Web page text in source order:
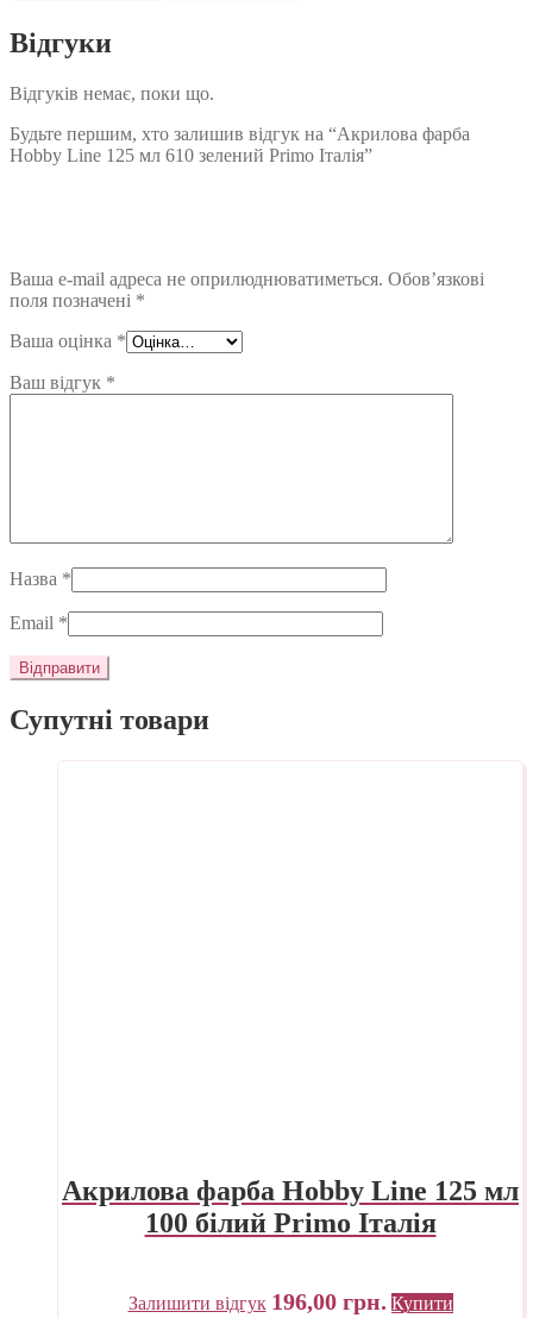
Відгуки
Відгуків немає, поки що.
Будьте першим, хто залишив відгук на “Акрилова фарба
Hobby Line 125 мл 610 зелений Primo Італія”
Ваша e-mail адреса не оприлюднюватиметься. Обов’язкові
поля позначені *
Ваша оцінка *
Ваш відгук *
Назва *
Email *
Супутні товари
Акрилова фарба Hobby Line 125 мл
100 білий Primo Італія
Залишити відгук 196,00 грн. Купити